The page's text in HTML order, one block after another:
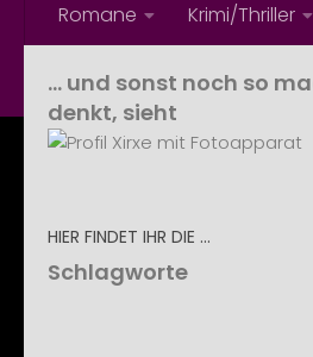
Romane Krimi/Thriller
… und sonst noch so
denkt, sieht
HIER FINDET IHR DIE …
Schlagworte